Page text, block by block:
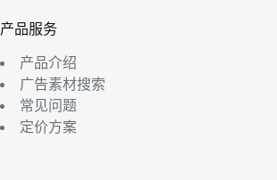
产品服务
产品介绍
广告素材搜索
常见问题
定价方案